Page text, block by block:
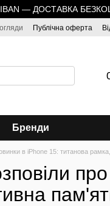
IBAN — ДОСТАВКА
Публічна оферта
Бренди
в iPhone 15: титанова